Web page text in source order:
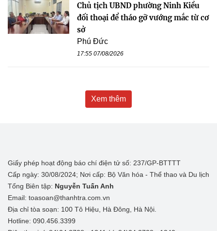
Chủ tịch UBND phường Ninh Kiều
đối thoại để tháo gỡ vướng mắc từ cơ
sở
Phú Đức
17:55 07/08/2026
Xem thêm
Giấy phép hoạt động báo chí điện tử số: 237/GP-BTTTT
Cấp ngày: 30/08/2024; Nơi cấp: Bộ Văn hóa - Thể thao và Du lịch
Tổng Biên tập: Nguyễn Tuấn Anh
Email: toasoan@thanhtra.com.vn
Địa chỉ tòa soạn: 100 Tô Hiệu, Hà Đông, Hà Nội.
Hotline: 090.456.3399